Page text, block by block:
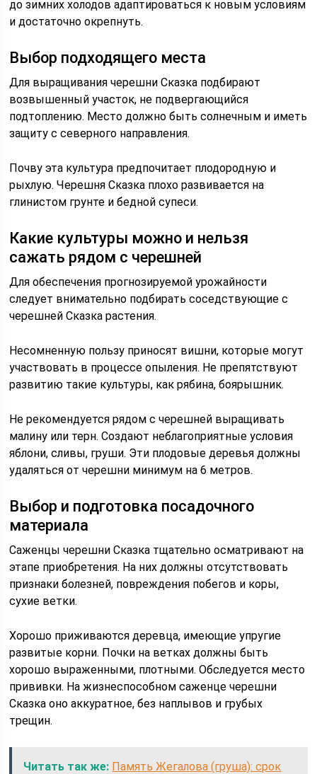
до зимних холодов адаптироваться к новым условиям
и достаточно окрепнуть.
Выбор подходящего места
Для выращивания черешни Сказка подбирают
возвышенный участок, не подвергающийся
подтоплению. Место должно быть солнечным и иметь
защиту с северного направления.
Почву эта культура предпочитает плодородную и
рыхлую. Черешня Сказка плохо развивается на
глинистом грунте и бедной супеси.
Какие культуры можно и нельзя
сажать рядом с черешней
Для обеспечения прогнозируемой урожайности
следует внимательно подбирать соседствующие с
черешней Сказка растения.
Несомненную пользу приносят вишни, которые могут
участвовать в процессе опыления. Не препятствуют
развитию такие культуры, как рябина, боярышник.
Не рекомендуется рядом с черешней выращивать
малину или терн. Создают неблагоприятные условия
яблони, сливы, груши. Эти плодовые деревья должны
удаляться от черешни минимум на 6 метров.
Выбор и подготовка посадочного
материала
Саженцы черешни Сказка тщательно осматривают на
этапе приобретения. На них должны отсутствовать
признаки болезней, повреждения побегов и коры,
сухие ветки.
Хорошо приживаются деревца, имеющие упругие
развитые корни. Почки на ветках должны быть
хорошо выраженными, плотными. Обследуется место
прививки. На жизнеспособном саженце черешни
Сказка оно аккуратное, без наплывов и грубых
трещин.
Читать так же: Память Жегалова (груша): срок